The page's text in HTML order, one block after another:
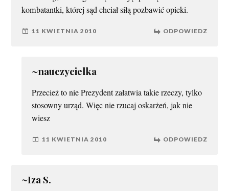
kombatantki, której sąd chciał siłą pozbawić opieki.
11 KWIETNIA 2010 ODPOWIEDZ
~nauczycielka
Przecież to nie Prezydent załatwia takie rzeczy, tylko
stosowny urząd. Więc nie rzucaj oskarżeń, jak nie
wiesz
11 KWIETNIA 2010 ODPOWIEDZ
~Iza S.